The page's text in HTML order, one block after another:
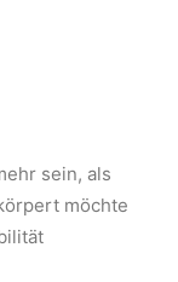
sein, als
möchte